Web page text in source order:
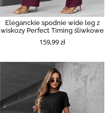
Eleganckie spodnie wide leg z
wiskozy Perfect Timing śliwkowe
159,99 zł